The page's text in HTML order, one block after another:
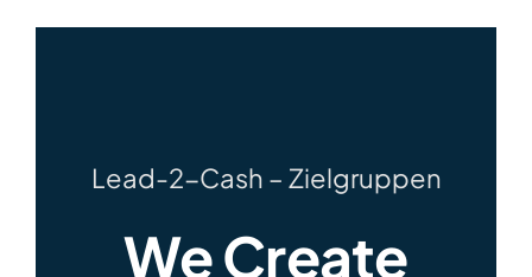
Lead-2-Cash – Zielgruppen
We Create